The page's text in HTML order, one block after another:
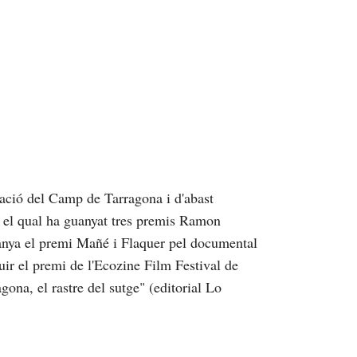
del Camp de Tarragona i d'abast
qual ha guanyat tres premis Ramon
el premi Mañé i Flaquer pel documental
el premi de l'Ecozine Film Festival de
el rastre del sutge" (editorial Lo